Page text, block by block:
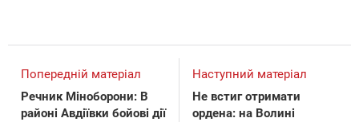
Попередній матеріал
Речник Міноборони: В
районі Авдіївки бойові дії
Наступний матеріал
Не встиг отримати
ордена: на Волині